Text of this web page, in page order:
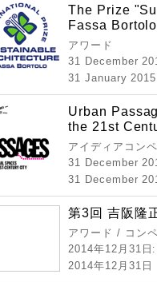
The Prize
Fassa
アワード
31 December
31 January
Urban
the 21st
アイディアコンペ
31 December
31 December
第3回 吉阪隆
アワード / コン
2014年12月31日
2014年12月31日